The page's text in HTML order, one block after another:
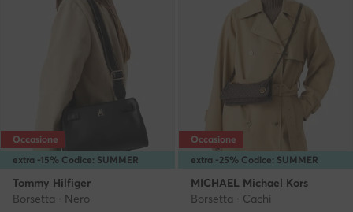
extra -15% Codice: SUMMER
Occasione
Tommy Hilfiger
Borsetta · Nero
extra -25% Codice: SUMMER
Occasione
MICHAEL Michael Kors
Borsetta · Cachi